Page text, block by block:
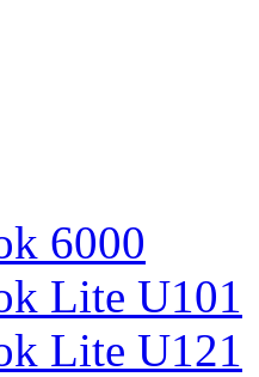
6000
Lite U101
Lite U121